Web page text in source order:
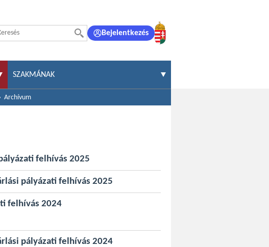
Bejelentkezés
SZAKMÁNAK
Archívum
felhívás 2025
pályázati felhívás 2025
felhívás 2024
pályázati felhívás 2024